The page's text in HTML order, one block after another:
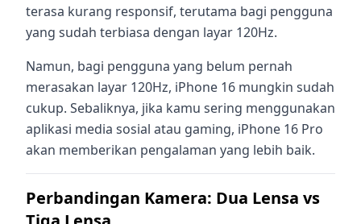
terasa kurang responsif, terutama bagi pengguna
yang sudah terbiasa dengan layar 120Hz.
Namun, bagi pengguna yang belum pernah
merasakan layar 120Hz, iPhone 16 mungkin sudah
cukup. Sebaliknya, jika kamu sering menggunakan
aplikasi media sosial atau gaming, iPhone 16 Pro
akan memberikan pengalaman yang lebih baik.
Perbandingan Kamera: Dua Lensa vs